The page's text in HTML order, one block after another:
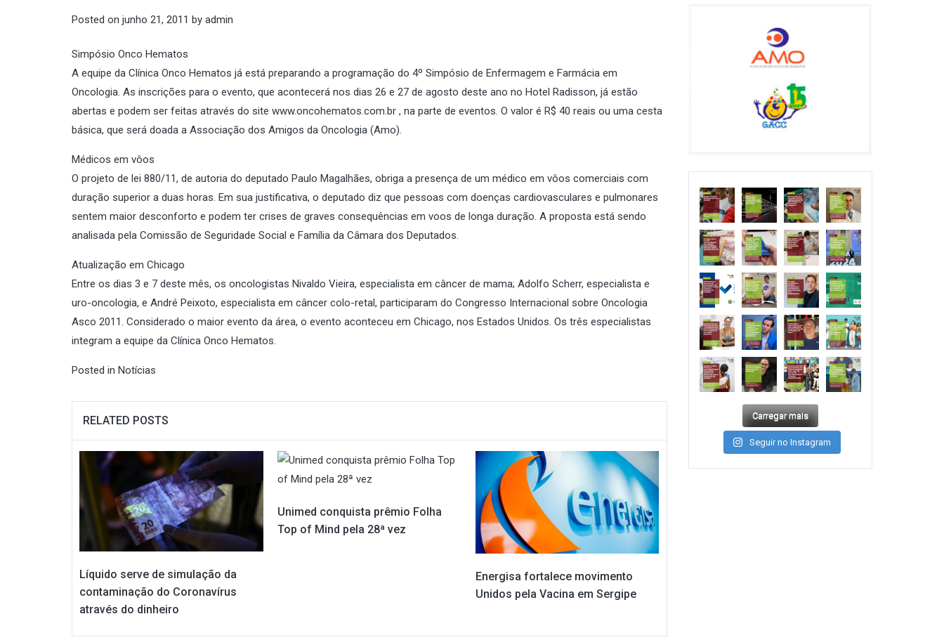
Posted on junho 21, 2011 by admin
Simpósio Onco Hematos
A equipe da Clínica Onco Hematos já está preparando a programação do 4º Simpósio de Enfermagem e Farmácia em
Oncologia. As inscrições para o evento, que acontecerá nos dias 26 e 27 de agosto deste ano no Hotel Radisson, já estão
abertas e podem ser feitas através do site www.oncohematos.com.br , na parte de eventos. O valor é R$ 40 reais ou uma cesta
básica, que será doada a Associação dos Amigos da Oncologia (Amo).
Médicos em vôos
O projeto de lei 880/11, de autoria do deputado Paulo Magalhães, obriga a presença de um médico em vôos comerciais com
duração superior a duas horas. Em sua justificativa, o deputado diz que pessoas com doenças cardiovasculares e pulmonares
sentem maior desconforto e podem ter crises de graves consequências em voos de longa duração. A proposta está sendo
analisada pela Comissão de Seguridade Social e Família da Câmara dos Deputados.
Atualização em Chicago
Entre os dias 3 e 7 deste mês, os oncologistas Nivaldo Vieira, especialista em câncer de mama; Adolfo Scherr, especialista e
uro-oncologia, e André Peixoto, especialista em câncer colo-retal, participaram do Congresso Internacional sobre Oncologia
Asco 2011. Considerado o maior evento da área, o evento aconteceu em Chicago, nos Estados Unidos. Os três especialistas
integram a equipe da Clínica Onco Hematos.
Posted in Notícias
RELATED POSTS
Líquido serve de simulação da
contaminação do Coronavírus
através do dinheiro
Unimed conquista prêmio Folha
Top of Mind pela 28ª vez
Energisa fortalece movimento
Unidos pela Vacina em Sergipe
Carregar mais
Seguir no Instagram